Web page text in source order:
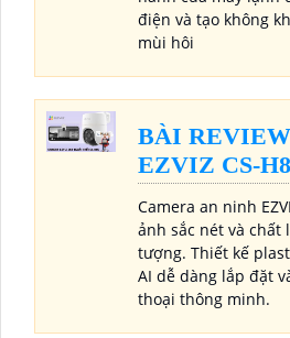
điện và tạo không
mùi hôi
BÀI
EZVIZ CS-
Camera an ninh
ảnh sắc nét và chất
tượng. Thiết kế
AI dễ dàng lắp đặt
thoại thông minh.